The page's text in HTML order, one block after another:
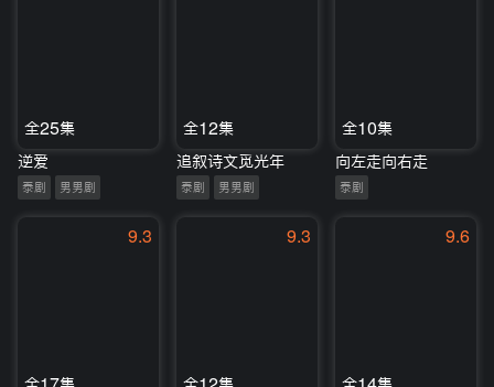
全25集
逆爱
泰剧 男男剧
全12集
追叙诗文觅光年
泰剧 男男剧
全10集
向左走向右走
泰剧
9.3 9.3 9.6